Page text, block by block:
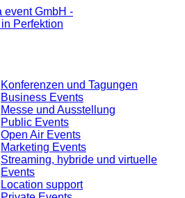
Konferenzen und Tagungen
Business Events
Messe und Ausstellung
Public Events
Open Air Events
Marketing Events
Streaming, hybride und virtuelle
Events
Location support